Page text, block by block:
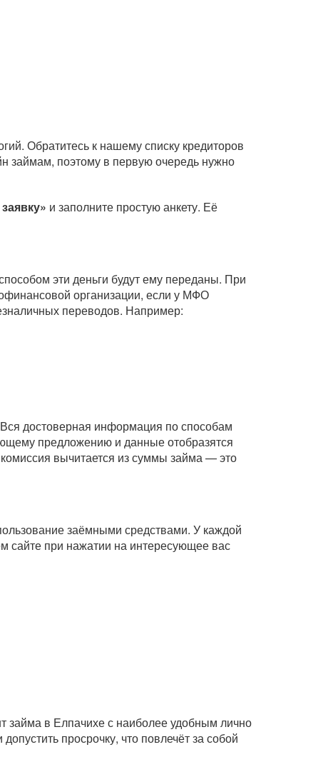
Обратитесь к нашему списку кредиторов
займам, поэтому в первую очередь нужно
и заполните простую анкету. Её
эти деньги будут ему переданы. При
организации, если у МФО
переводов. Например:
достоверная информация по способам
предложению и данные отобразятся
вычитается из суммы займа — это
заёмными средствами. У каждой
сайте при нажатии на интересующее вас
займа в Елпачихе с наиболее удобным лично
просрочку, что повлечёт за собой